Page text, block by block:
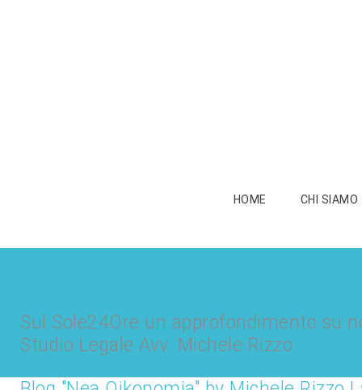
HOME CHI SIAMO
Sul Sole24Ore un approfondimento su
Studio Legale Avv. Michele Rizzo